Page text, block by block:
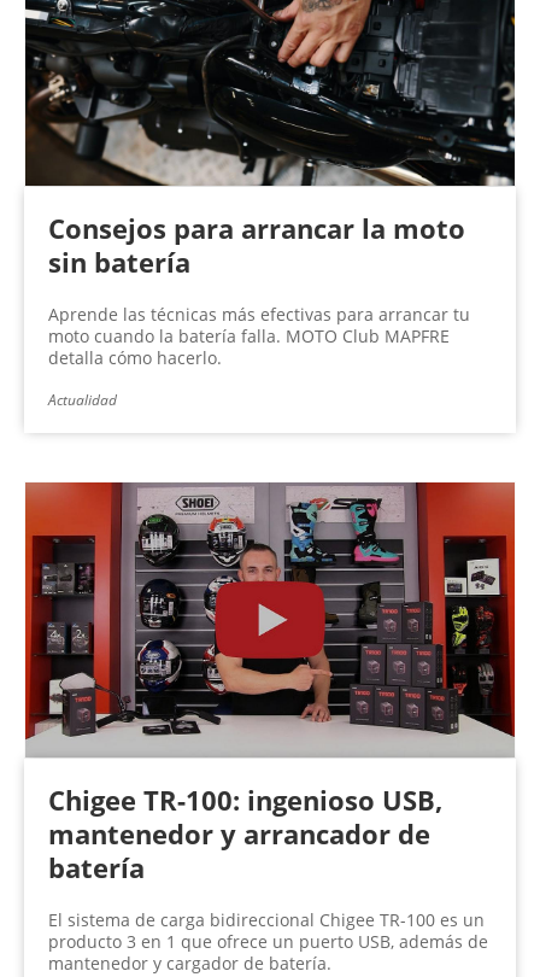
Consejos para arrancar la moto
sin batería
Aprende las técnicas más efectivas para arrancar tu
moto cuando la batería falla. MOTO Club MAPFRE
detalla cómo hacerlo.
Actualidad
Chigee TR-100: ingenioso USB,
mantenedor y arrancador de
batería
El sistema de carga bidireccional Chigee TR-100 es un
producto 3 en 1 que ofrece un puerto USB, además de
mantenedor y cargador de batería.